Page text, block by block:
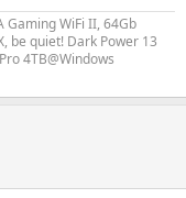
Gaming WiFi II, 64Gb
be quiet! Dark Power 13
4TB@Windows